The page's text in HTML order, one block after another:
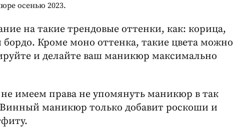
осенью 2023.
на такие трендовые оттенки, как: корица,
Кроме моно оттенка, такие цвета можно
и делайте ваш маникюр максимально
не имеем права не упомянуть маникюр в так
маникюр только добавит роскоши и